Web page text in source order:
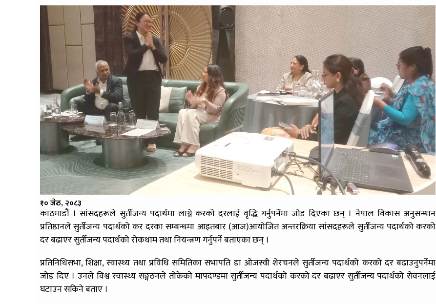
१० जेठ, २०८३
काठमाडौं । सांसदहरूले सुर्तीजन्य पदार्थमा लाग्ने करको दरलाई वृद्धि गर्नुपर्नेमा जोड दिएका छन् । नेपाल विकास अनुसन्धान
प्रतिष्ठानले सुर्तीजन्य पदार्थको कर दरका सम्बन्धमा आइतबार (आज)आयोजित अन्तरक्रिया सांसदहरूले सुर्तीजन्य पदार्थको करको
दर बढाएर सुर्तीजन्य पदार्थको रोकथाम तथा नियन्त्रण गर्नुपर्ने बताएका छन् ।
प्रतिनिधिसभा, शिक्षा, स्वास्थ्य तथा प्रविधि समितिका सभापति डा ओजस्वी शेरचनले सुर्तीजन्य पदार्थको करको दर बढाउनुपर्नेमा
जोड दिए । उनले विश्व स्वास्थ्य सङ्गठनले तोकेको मापदण्डमा सुर्तीजन्य पदार्थको करको दर बढाएर सुर्तीजन्य पदार्थको सेवनलाई
घटाउन सकिने बताए ।